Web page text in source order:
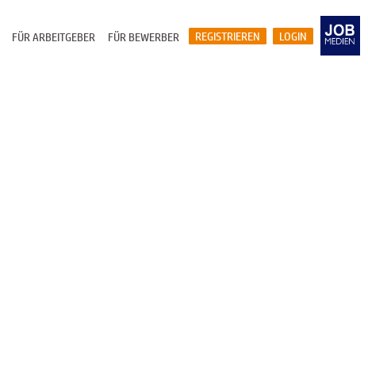
LOGIN
REGISTRIEREN
FÜR BEWERBER
FÜR ARBEITGEBER